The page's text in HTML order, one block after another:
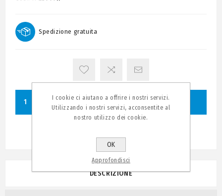
Spedizione gratuita
ACQUISTA
DESCRIZIONE
I cookie ci aiutano a offrire i nostri servizi.
Utilizzando i nostri servizi, acconsentite al
nostro utilizzo dei cookie.
OK
Approfondisci